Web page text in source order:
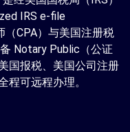
IRS e-file
（CPA）与美国注册税
Notary Public（公证
国报税、美国公司注册
程可远程办理。